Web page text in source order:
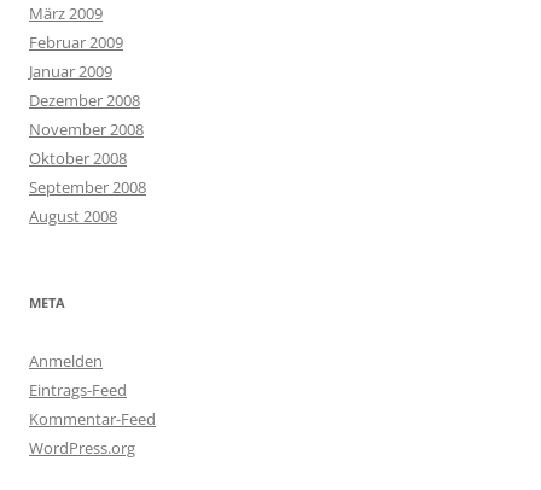
März 2009
Februar 2009
Januar 2009
Dezember 2008
November 2008
Oktober 2008
September 2008
August 2008
META
Anmelden
Eintrags-Feed
Kommentar-Feed
WordPress.org